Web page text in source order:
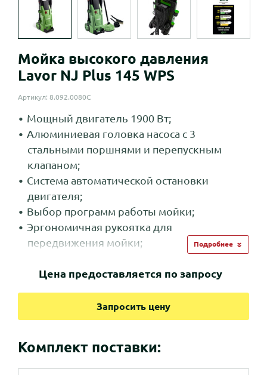
Мойка высокого давления
Lavor NJ Plus 145 WPS
Артикул: 8.092.0080C
Мощный двигатель 1900 Вт;
Алюминиевая головка насоса с 3
стальными поршнями и перепускным
клапаном;
Система автоматической остановки
двигателя;
Выбор программ работы мойки;
Эргономичная рукоятка для
передвижения мойки;
длиной 6 метров;
щетка для мытья плитки и пенная насадка.
Подробнее
Цена предоставляется по запросу
Запросить цену
Комплект поставки: